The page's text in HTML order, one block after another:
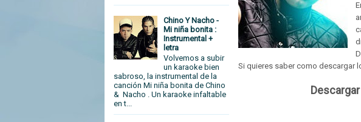
Chino Y Nacho -
Mi niña bonita :
Instrumental +
letra
Volvemos a subir
un karaoke bien
sabroso, la instrumental de la
canción Mi niña bonita de Chino
& Nacho . Un karaoke infaltable
en t...
Si quieres saber como descargar